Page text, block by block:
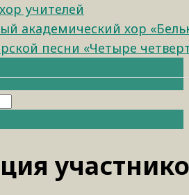
учителей
академический хор
песни «Четыре